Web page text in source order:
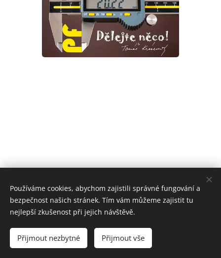
© 2025 TomášKrásenský
Cookies
Používáme cookies, abychom zajistili správné fungování a
bezpečnost našich stránek. Tím vám můžeme zajistit tu
nejlepší zkušenost při jejich návštěvě.
Přijmout nezbytné Přijmout vše